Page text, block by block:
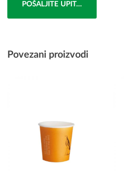
POŠALJITE UPIT...
Povezani proizvodi